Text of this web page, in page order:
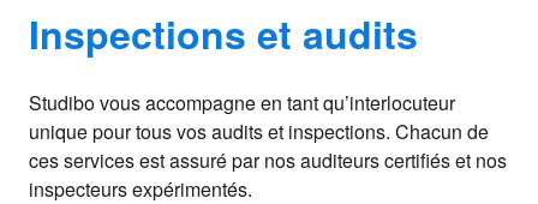
Inspections et audits
Studibo vous accompagne en tant qu’interlocuteur
unique pour tous vos audits et inspections. Chacun de
ces services est assuré par nos auditeurs certifiés et nos
inspecteurs expérimentés.